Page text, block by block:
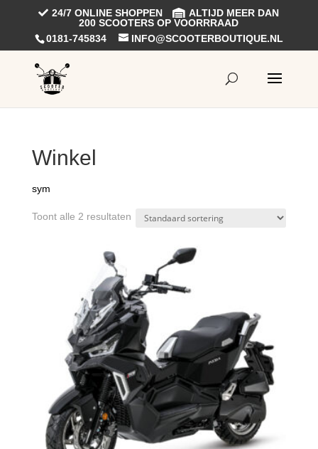
24/7 ONLINE SHOPPEN
ALTIJD MEER DAN
200 SCOOTERS OP VOORRRAAD
0181-745834
INFO@SCOOTERBOUTIQUE.NL
Winkel
sym
Toont alle 2 resultaten